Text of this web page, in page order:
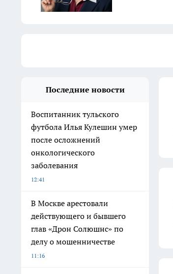
Последние новости
Воспитанник тульского
футбола Илья Кулешин умер
после осложнений
онкологического
заболевания
12:41
В Москве арестовали
действующего и бывшего
глав «Дрон Солюшнс» по
делу о мошенничестве
11:16